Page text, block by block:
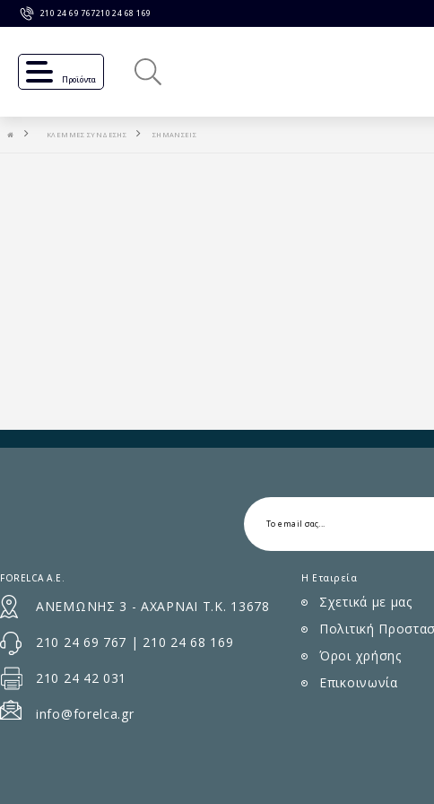
210 24 69 767210 24 68 169
Προϊόντα
ΚΛΕΜΜΕΣ ΣΥΝΔΕΣΗΣ ΣΗΜΑΝΣΕΙΣ
FORELCA A.E.
ΑΝΕΜΩΝΗΣ 3 - ΑΧΑΡΝΑΙ Τ.Κ. 13678
210 24 69 767 | 210 24 68 169
210 24 42 031
info@forelca.gr
Η Εταιρεία
Σχετικά με μας
Πολιτική
Όροι χρήσης
Επικοινωνία